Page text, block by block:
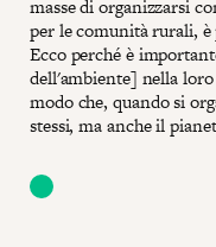
masse di organizzarsi
per le comunità rurali,
Ecco perché è
dell'ambiente] nella
modo che, quando si
stessi, ma anche il